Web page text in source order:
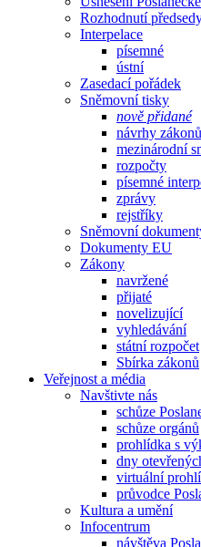
Rozhodnutí
Interpelace
písemné
ústní
Zasedací pořádek
Sněmovní tisky
nově přidané
návrhy zákonů
mezinárodní
rozpočty
písemné
zprávy
rejstříky
Sněmovní
Dokumenty EU
Zákony
navržené
přijaté
novelizující
vyhledávání
státní rozpočet
Sbírka zákonů
Veřejnost a média
Navštivte nás
schůze
schůze orgánů
prohlídka s
dny
virtuální
průvodce
Kultura a umění
Infocentrum
návštěva